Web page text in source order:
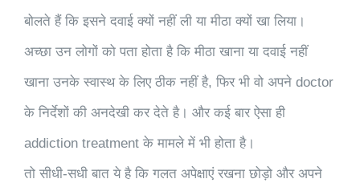
बोलते हैं कि इसने दवाई क्यों नहीं ली या मीठा क्यों खा लिया।
अच्छा उन लोगों को पता होता है कि मीठा खाना या दवाई नहीं
खाना उनके स्वास्थ के लिए ठीक नहीं है, फिर भी वो अपने doctor
के निर्देशों की अनदेखी कर देते है। और कई बार ऐसा ही
addiction treatment के मामले में भी होता है।
तो सीधी-सधी बात ये है कि गलत अपेक्षाएं रखना छोड़ो और अपने